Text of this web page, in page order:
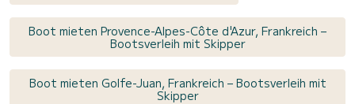
Boot mieten Provence-Alpes-Côte d'Azur, Frankreich –
Bootsverleih mit Skipper
Boot mieten Golfe-Juan, Frankreich – Bootsverleih mit
Skipper